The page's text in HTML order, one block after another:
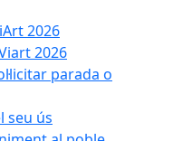
2026
2026
parada o
seu ús